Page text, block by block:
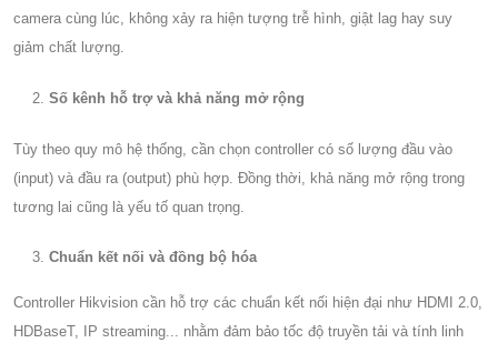
camera cùng lúc, không xảy ra hiện tượng trễ hình, giật lag hay suy
giảm chất lượng.
Số kênh hỗ trợ và khả năng mở rộng
Tùy theo quy mô hệ thống, cần chọn controller có số lượng đầu vào
(input) và đầu ra (output) phù hợp. Đồng thời, khả năng mở rộng trong
tương lai cũng là yếu tố quan trọng.
Chuẩn kết nối và đồng bộ hóa
Controller Hikvision cần hỗ trợ các chuẩn kết nối hiện đại như HDMI 2.0,
HDBaseT, IP streaming... nhằm đảm bảo tốc độ truyền tải và tính linh